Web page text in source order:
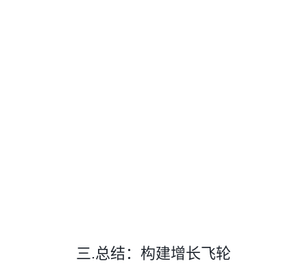
三.总结：构建增长飞轮